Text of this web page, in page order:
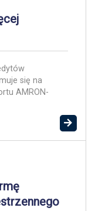
się na
AMRON-
mld zł. To